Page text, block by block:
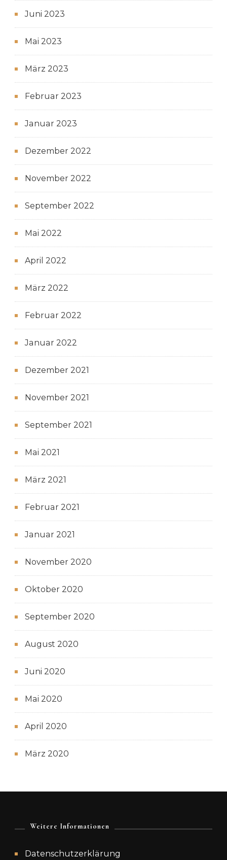
Juni 2023
Mai 2023
März 2023
Februar 2023
Januar 2023
Dezember 2022
November 2022
September 2022
Mai 2022
April 2022
März 2022
Februar 2022
Januar 2022
Dezember 2021
November 2021
September 2021
Mai 2021
März 2021
Februar 2021
Januar 2021
November 2020
Oktober 2020
September 2020
August 2020
Juni 2020
Mai 2020
April 2020
März 2020
Weitere Informationen
Datenschutzerklärung